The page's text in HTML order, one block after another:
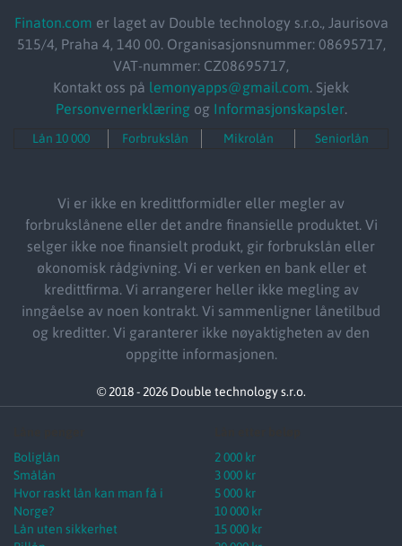
Finaton.com er laget av Double technology s.r.o., Jaurisova
515/4, Praha 4, 140 00. Organisasjonsnummer: 08695717,
VAT-nummer: CZ08695717,
Kontakt oss på
lemonyapps@gmail.com. Sjekk
Personvernerklæringog Informasjonskapsler.
Lån 10 000 Forbrukslån Mikrolån Seniorlån
Vi er ikke en kredittformidler eller megler av
forbrukslånene eller det andre finansielle produktet. Vi
selger ikke noe finansielt produkt, gir forbrukslån eller
økonomisk rådgivning. Vi er verken en bank eller et
kredittfirma. Vi arrangerer heller ikke megling av
inngåelse av noen kontrakt. Vi sammenligner lånetilbud
og kreditter. Vi garanterer ikke nøyaktigheten av den
oppgitte informasjonen.
© 2018 - 2026 Double technology s.r.o.
Boliglån
Smålån
Hvor raskt lån kan man få i
Norge?
Lån uten sikkerhet
2 000 kr
3 000 kr
5 000 kr
10 000 kr
15 000 kr